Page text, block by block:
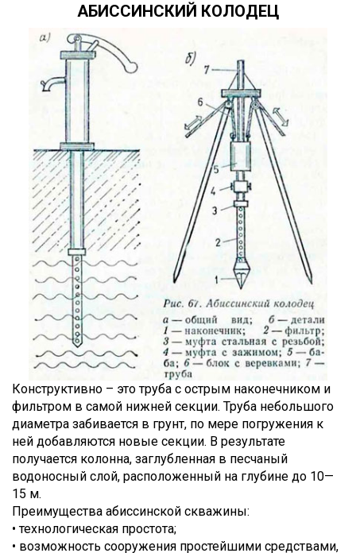
АБИССИНСКИЙ КОЛОДЕЦ
Конструктивно – это труба с острым наконечником и
фильтром в самой нижней секции. Труба небольшого
диаметра забивается в грунт, по мере погружения к
ней добавляются новые секции. В результате
получается колонна, заглубленная в песчаный
водоносный слой, расположенный на глубине до 10—
15 м.
Преимущества абиссинской скважины:
• технологическая простота;
• возможность сооружения простейшими средствами,